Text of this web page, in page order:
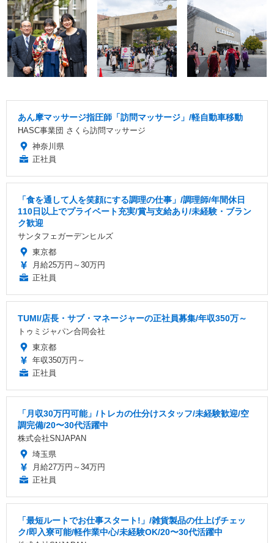
あん摩マッサージ指圧師「訪問マッサージ」/軽自動車移動
HASC事業団 さくら訪問マッサージ
神奈川県
正社員
「食を通して人を笑顔にする調理の仕事」/調理師/年間休日
110日以上でプライベート充実/賞与支給あり/未経験・ブラン
ク歓迎
サンタフェガーデンヒルズ
東京都
月給25万円～30万円
正社員
TUMI/店長・サブ・マネージャーの正社員募集/年収350万～
トゥミジャパン合同会社
東京都
年収350万円～
正社員
「月収30万円可能」/トレカの仕分けスタッフ/未経験歓迎/空
調完備/20〜30代活躍中
株式会社SNJAPAN
埼玉県
月給27万円～34万円
正社員
「最短ルートでお仕事スタート!」/雑貨製品の仕上げチェッ
ク/即入寮可能/軽作業中心/未経験OK/20〜30代活躍中